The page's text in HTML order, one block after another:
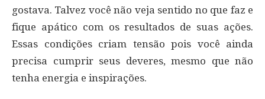
gostava. Talvez você não veja sentido no que faz e
fique apático com os resultados de suas ações.
Essas condições criam tensão pois você ainda
precisa cumprir seus deveres, mesmo que não
tenha energia e inspirações.